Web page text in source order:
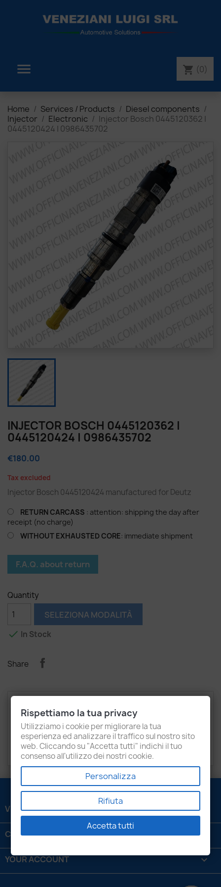
 shopping_cart (0)
Home Services / Products
Diesel components
Injector
Electronic
Injector Bosch 0445120362 |
0445120424 | 0986435702
INJECTOR BOSCH 0445120362 |
0445120424 | 0986435702
€180.00
Tax excluded
Injector Bosch 0445120424 manufactured for Deutz
RETURN CARCASS : attention: shipping the day after
receipt (no charge)
WITHOUT EXHAUSTED CORE: immediate shipment
F.A.Q. about return
Quantity
SELEZIONA MODALITÀ
 In Stock
Share
Attachments
Recensioni
OEM22706138
VENEZIANI LUIGI SRL 
CONTATTACI 
YOUR ACCOUNT 
Rispettiamo la tua privacy
Utilizziamo i cookie per migliorare la tua
esperienza ed analizzare il traffico sul nostro sito
web. Cliccando su "Accetta tutti" indichi il tuo
consenso all'utilizzo dei nostri cookie.
Personalizza
Rifiuta
Accetta tutti